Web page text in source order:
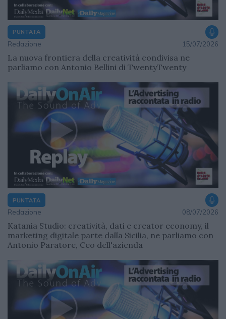
PUNTATA
Redazione 15/07/2026
La nuova frontiera della creatività condivisa ne
parliamo con Antonio Bellini di TwentyTwenty
PUNTATA
Redazione 08/07/2026
Katania Studio: creatività, dati e creator economy, il
marketing digitale parte dalla Sicilia, ne parliamo con
Antonio Paratore, Ceo dell'azienda